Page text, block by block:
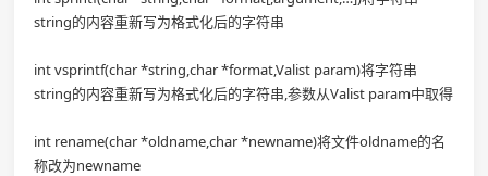
string的内容重新写为格式化后的字符串
int vsprintf(char *string,char *format,Valist param)将字符串
string的内容重新写为格式化后的字符串,参数从Valist param中取得
int rename(char *oldname,char *newname)将文件oldname的名
称改为newname